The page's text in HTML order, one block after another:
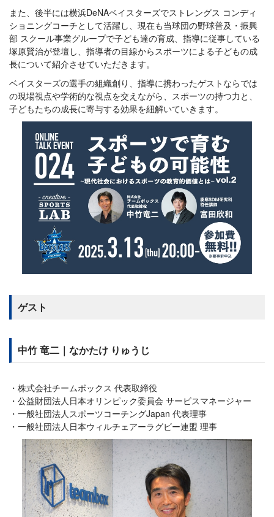
また、後半には横浜DeNAベイスターズでストレングス コンディ
ショニングコーチとして活躍し、現在も当球団の野球普及・振興
部 スクール事業グループで子ども達の育成、指導に従事している
塚原賢治が登壇し、指導者の目線からスポーツによる子どもの成
長について紹介させていただきます。
ベイスターズの選手の組織創り、指導に携わったゲストならでは
の現場視点や学術的な視点を交えながら、スポーツの持つ力と、
子どもたちの成長に寄与する効果を紐解いていきます。
ゲスト
中竹 竜二｜なかたけ りゅうじ
株式会社チームボックス 代表取締役
公益財団法人日本オリンピック委員会 サービスマネージャー
一般社団法人スポーツコーチングJapan 代表理事
一般社団法人日本ウィルチェアーラグビー連盟 理事